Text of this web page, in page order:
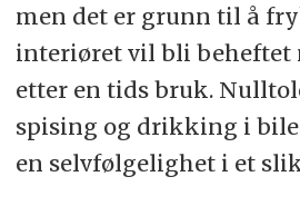
men det er grunn til å
interiøret vil bli beheftet
etter en tids bruk.
spising og drikking i
en selvfølgelighet i et